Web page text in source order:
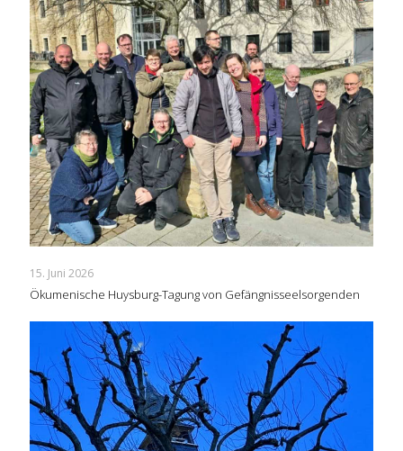
15. Juni 2026
Ökumenische Huysburg-Tagung von Gefängnisseelsorgenden